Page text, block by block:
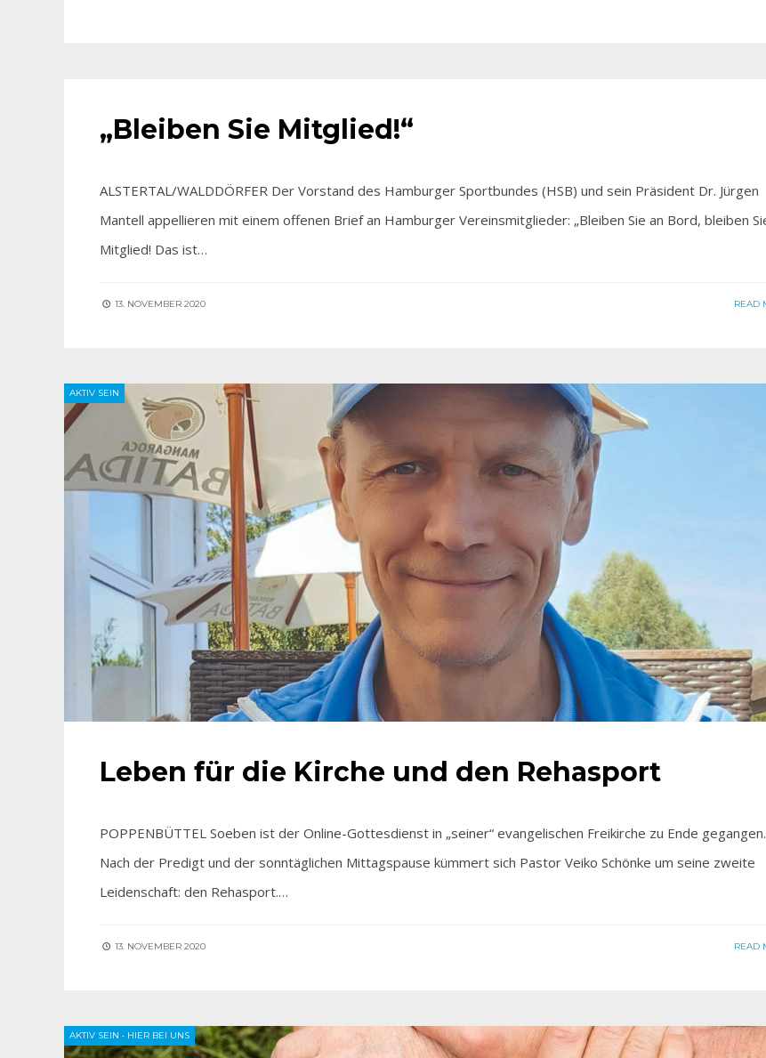
„Bleiben Sie Mitglied!“
ALSTERTAL/WALDDÖRFER Der Vorstand des Hamburger Sportbundes (HSB) und sein Präsident Dr. Jürgen
Mantell appellieren mit einem offenen Brief an Hamburger Vereinsmitglieder: „Bleiben Sie an Bord, bleiben
Mitglied! Das ist…
13. NOVEMBER 2020 READ
AKTIV SEIN
Leben für die Kirche und den Rehasport
POPPENBÜTTEL Soeben ist der Online-Gottesdienst in „seiner“ evangelischen Freikirche zu Ende gegangen.
Nach der Predigt und der sonntäglichen Mittagspause kümmert sich Pastor Veiko Schönke um seine zweite
Leidenschaft: den Rehasport.…
13. NOVEMBER 2020 READ
AKTIV SEIN • HIER BEI UNS